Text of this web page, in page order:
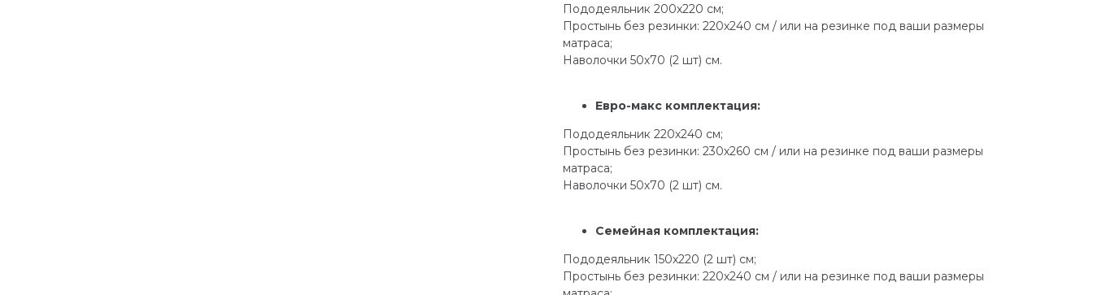
Пододеяльник 200х220 см;
Простынь без резинки: 220х240 см / или на резинке под ваши размеры
матраса;
Наволочки 50х70 (2 шт) см.
Евро-макс комплектация:
Пододеяльник 220х240 см;
Простынь без резинки: 230х260 см / или на резинке под ваши размеры
матраса;
Наволочки 50х70 (2 шт) см.
Семейная комплектация:
Пододеяльник 150х220 (2 шт) см;
Простынь без резинки: 220х240 см / или на резинке под ваши размеры